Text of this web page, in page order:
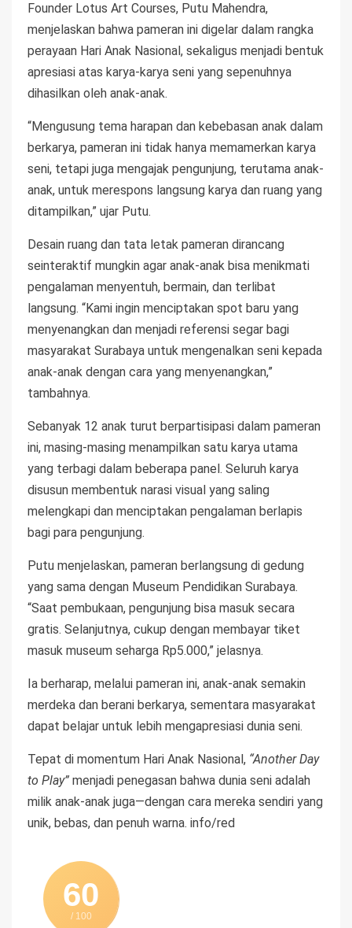
Founder Lotus Art Courses, Putu Mahendra,
menjelaskan bahwa pameran ini digelar dalam rangka
perayaan Hari Anak Nasional, sekaligus menjadi bentuk
apresiasi atas karya-karya seni yang sepenuhnya
dihasilkan oleh anak-anak.
“Mengusung tema harapan dan kebebasan anak dalam
berkarya, pameran ini tidak hanya memamerkan karya
seni, tetapi juga mengajak pengunjung, terutama anak-
anak, untuk merespons langsung karya dan ruang yang
ditampilkan,” ujar Putu.
Desain ruang dan tata letak pameran dirancang
seinteraktif mungkin agar anak-anak bisa menikmati
pengalaman menyentuh, bermain, dan terlibat
langsung. “Kami ingin menciptakan spot baru yang
menyenangkan dan menjadi referensi segar bagi
masyarakat Surabaya untuk mengenalkan seni kepada
anak-anak dengan cara yang menyenangkan,”
tambahnya.
Sebanyak 12 anak turut berpartisipasi dalam pameran
ini, masing-masing menampilkan satu karya utama
yang terbagi dalam beberapa panel. Seluruh karya
disusun membentuk narasi visual yang saling
melengkapi dan menciptakan pengalaman berlapis
bagi para pengunjung.
Putu menjelaskan, pameran berlangsung di gedung
yang sama dengan Museum Pendidikan Surabaya.
“Saat pembukaan, pengunjung bisa masuk secara
gratis. Selanjutnya, cukup dengan membayar tiket
masuk museum seharga Rp5.000,” jelasnya.
Ia berharap, melalui pameran ini, anak-anak semakin
merdeka dan berani berkarya, sementara masyarakat
dapat belajar untuk lebih mengapresiasi dunia seni.
Tepat di momentum Hari Anak Nasional, “Another Day
to Play” menjadi penegasan bahwa dunia seni adalah
milik anak-anak juga—dengan cara mereka sendiri yang
unik, bebas, dan penuh warna. info/red
60
/ 100